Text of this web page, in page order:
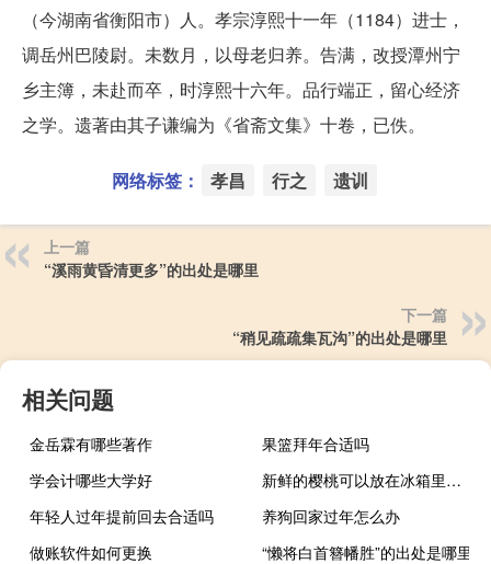
（今湖南省衡阳市）人。孝宗淳熙十一年（1184）进士，
调岳州巴陵尉。未数月，以母老归养。告满，改授潭州宁
乡主簿，未赴而卒，时淳熙十六年。品行端正，留心经济
之学。遗著由其子谦编为《省斋文集》十卷，已佚。
网络标签： 孝昌 行之 遗训
上一篇
“溪雨黄昏清更多”的出处是哪里
下一篇
“稍见疏疏集瓦沟”的出处是哪里
相关问题
金岳霖有哪些著作
果篮拜年合适吗
学会计哪些大学好
新鲜的樱桃可以放在冰箱里保存吗
年轻人过年提前回去合适吗
养狗回家过年怎么办
做账软件如何更换
“懒将白首簪幡胜”的出处是哪里